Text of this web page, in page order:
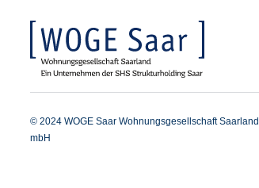
© 2024 WOGE Saar Wohnungsgesellschaft Saarland
mbH